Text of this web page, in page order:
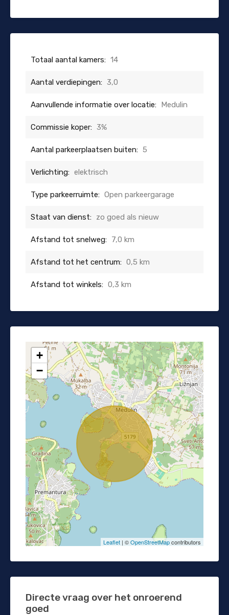
Totaal aantal kamers: 14
Aantal verdiepingen: 3,0
Aanvullende informatie over locatie: Medulin
Commissie koper: 3%
Aantal parkeerplaatsen buiten: 5
Verlichting: elektrisch
Type parkeerruimte: Open parkeergarage
Staat van dienst: zo goed als nieuw
Afstand tot snelweg: 7,0 km
Afstand tot het centrum: 0,5 km
Afstand tot winkels: 0,3 km
+
−
Leaflet | ©OpenStreetMapcontributors
Directe vraag over het onroerend
goed